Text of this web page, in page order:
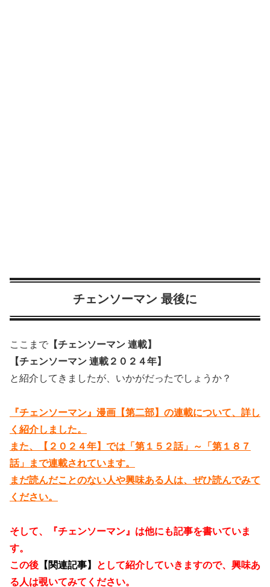
チェンソーマン 最後に
ここまで 【チェンソーマン 連載】
【チェンソーマン 連載２０２４年】
と紹介してきましたが、いかがだったでしょうか？
『チェンソーマン』漫画【第二部】の連載について、詳し
く紹介しました。
また、【２０２４年】では「第１５２話」～「第１８７
話」まで連載されています。
まだ読んだことのない人や興味ある人は、ぜひ読んでみて
ください。
そして、『チェンソーマン』は他にも記事を書いていま
す。
この後 【関連記事】
として紹介していきますので、興味あ
る人は覗いてみてください。